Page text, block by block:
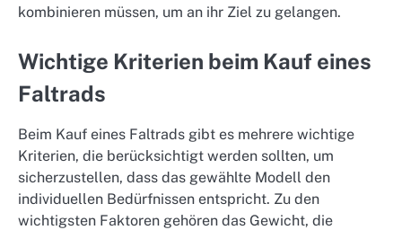
kombinieren müssen, um an ihr Ziel zu gelangen.
Wichtige Kriterien beim Kauf eines
Faltrads
Beim Kauf eines Faltrads gibt es mehrere wichtige
Kriterien, die berücksichtigt werden sollten, um
sicherzustellen, dass das gewählte Modell den
individuellen Bedürfnissen entspricht. Zu den
wichtigsten Faktoren gehören das Gewicht, die